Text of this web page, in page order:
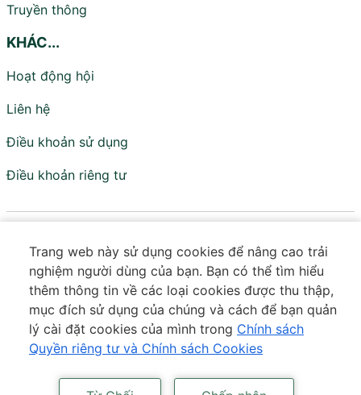
Trang web này sử dụng cookies để nâng cao trải
nghiệm người dùng của bạn. Bạn có thể tìm hiểu
thêm thông tin về các loại cookies được thu thập,
mục đích sử dụng của chúng và cách để bạn quản
lý cài đặt cookies của mình trong Chính sách
Quyền riêng tư và Chính sách Cookies
Truyền thông
KHÁC...
Hoạt động hội
Liên hệ
Điều khoản sử dụng
Điều khoản riêng tư
Truyền thông - IPS
Đơn vị trực thuộc Hội Truyền thông Số Việt Nam
Tầng 18 - Tòa VTC Online - Số 18 Tam Trinh - Tương Mai
- Hà Nội
Số điện thoại:0373 643 601|Email:contact@ips.org.vn
Bản quyền © thuộc IPS. Mọi quyền được bảo lưu. Công nghệ cung